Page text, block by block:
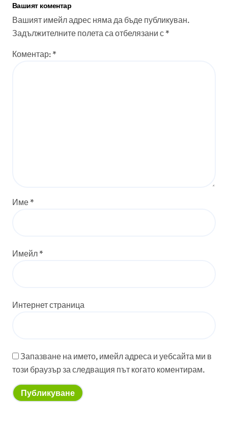
Вашият коментар
Вашият имейл адрес няма да бъде публикуван.
Задължителните полета са отбелязани с *
Коментар: *
Име *
Имейл *
Интернет страница
Запазване на името, имейл адреса и уебсайта ми в
този браузър за следващия път когато коментирам.